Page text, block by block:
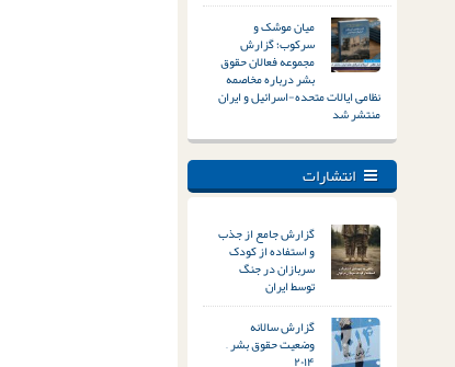
میان موشک و
سرکوب؛ گزارش
مجموعه فعالان حقوق
بشر درباره مخاصمه
نظامی ایالات متحده-اسرائیل و ایران
منتشر شد
انتشارات
گزارش جامع از جذب
و استفاده از کودک
سربازان در جنگ
توسط ایران
گزارش سالانه
وضعیت حقوق بشر –
۲۰۱۴